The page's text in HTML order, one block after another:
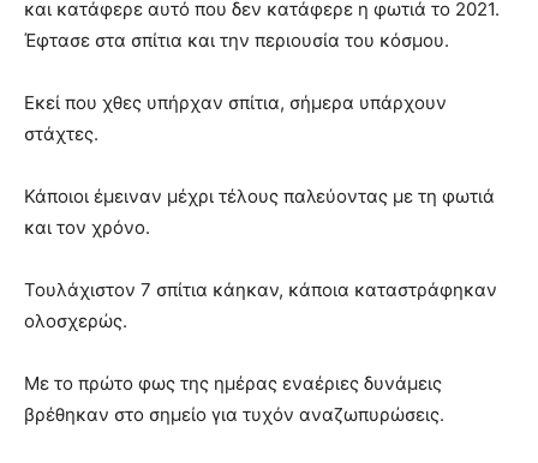
και κατάφερε αυτό που δεν κατάφερε η φωτιά το 2021.
Έφτασε στα σπίτια και την περιουσία του κόσμου.
Εκεί που χθες υπήρχαν σπίτια, σήμερα υπάρχουν
στάχτες.
Κάποιοι έμειναν μέχρι τέλους παλεύοντας με τη φωτιά
και τον χρόνο.
Τουλάχιστον 7 σπίτια κάηκαν, κάποια καταστράφηκαν
ολοσχερώς.
Με το πρώτο φως της ημέρας εναέριες δυνάμεις
βρέθηκαν στο σημείο για τυχόν αναζωπυρώσεις.